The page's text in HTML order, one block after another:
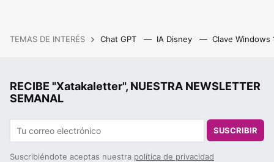
TEMAS DE INTERÉS Chat GPT IA Disney Clave Windows
RECIBE "Xatakaletter", NUESTRA NEWSLETTER
SEMANAL
SUSCRIBIR
Suscribiéndote aceptas nuestra política de privacidad